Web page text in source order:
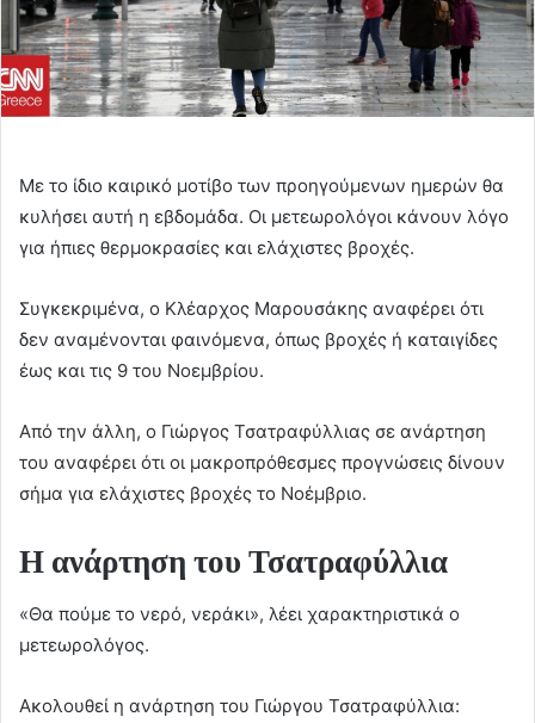
Με το ίδιο καιρικό μοτίβο των προηγούμενων ημερών θα
κυλήσει αυτή η εβδομάδα. Οι μετεωρολόγοι κάνουν λόγο
για ήπιες θερμοκρασίες και ελάχιστες βροχές.
Συγκεκριμένα, ο Κλέαρχος Μαρουσάκης αναφέρει ότι
δεν αναμένονται φαινόμενα, όπως βροχές ή καταιγίδες
έως και τις 9 του Νοεμβρίου.
Από την άλλη, ο Γιώργος Τσατραφύλλιας σε ανάρτηση
του αναφέρει ότι οι μακροπρόθεσμες προγνώσεις δίνουν
σήμα για ελάχιστες βροχές το Νοέμβριο.
Η ανάρτηση του Τσατραφύλλια
«Θα πούμε το νερό, νεράκι», λέει χαρακτηριστικά ο
μετεωρολόγος.
Ακολουθεί η ανάρτηση του Γιώργου Τσατραφύλλια: